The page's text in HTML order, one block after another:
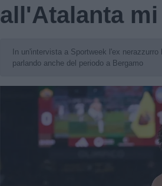
all'Atalanta
In un'intervista a Sportweek l'ex
parlando anche del periodo a Bergamo